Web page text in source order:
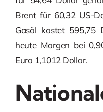
Brent für 60,32 US-
Gasöl kostet 595,75
heute Morgen bei
Euro 1,1012 Dollar.